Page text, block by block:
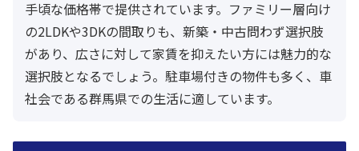
手頃な価格帯で提供されています。ファミリー層向け
の2LDKや3DKの間取りも、新築・中古問わず選択肢
があり、広さに対して家賃を抑えたい方には魅力的な
選択肢となるでしょう。駐車場付きの物件も多く、車
社会である群馬県での生活に適しています。